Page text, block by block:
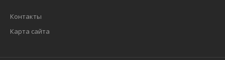
Контакты
Карта сайта